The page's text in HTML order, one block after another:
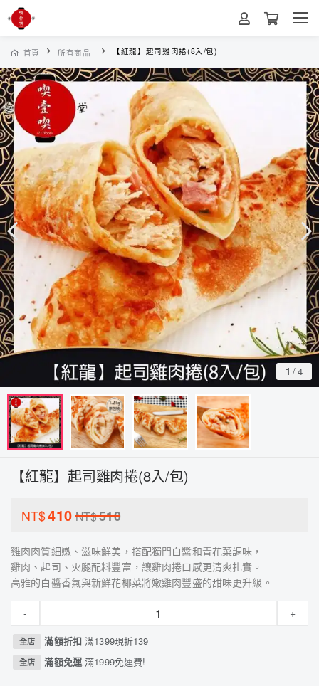
首頁 所有商品 【紅龍】起司雞肉捲(8入/包)
1 /4
【紅龍】起司雞肉捲(8入/包)
NT$410 NT$510
雞肉肉質細嫩、滋味鮮美，搭配獨門白醬和青花菜調味，
雞肉、起司、火腿配料豐富，讓雞肉捲口感更清爽扎實。
高雅的白醬香氣與新鮮花椰菜將嫩雞肉豐盛的甜味更升級。
- +
全店 滿額折扣滿1399現折139
全店 滿額免運滿1999免運費!